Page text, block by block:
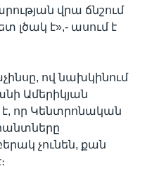
վրա ճնշում
լծակ է»,- ասում է
ով նախկինում
Ամերիկյան
որ Կենտրոնական
չունեն, քան